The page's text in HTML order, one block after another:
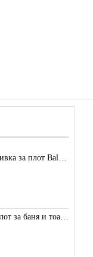
Кафява тънкостенна мивка за плот Balance, цвят - карамел
Кафява мивка върху плот за баня и тоалетна Decente, цвят - карамел